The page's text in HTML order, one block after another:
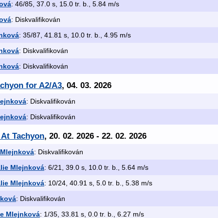
: 46/85, 37.0 s, 15.0 tr. b., 5.84 m/s
: Diskvalifikován
: 35/87, 41.81 s, 10.0 tr. b., 4.95 m/s
: Diskvalifikován
: Diskvalifikován
for A2/A3, 04. 03. 2026
: Diskvalifikován
: Diskvalifikován
Tachyon, 20. 02. 2026 - 22. 02. 2026
: Diskvalifikován
Mlejnková: 6/21, 39.0 s, 10.0 tr. b., 5.64 m/s
Mlejnková: 10/24, 40.91 s, 5.0 tr. b., 5.38 m/s
: Diskvalifikován
Mlejnková: 1/35, 33.81 s, 0.0 tr. b., 6.27 m/s